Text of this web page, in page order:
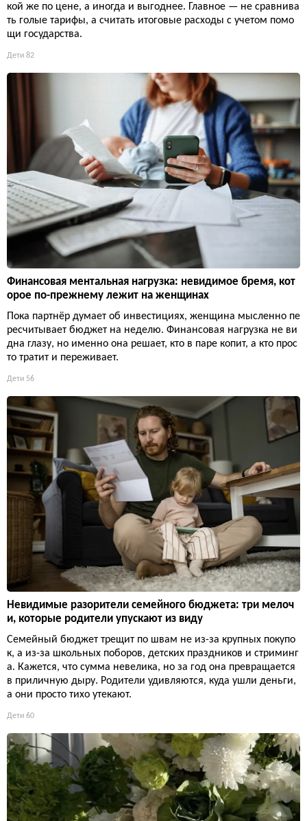
кой же по цене, а иногда и выгоднее. Главное — не сравнива
ть голые тарифы, а считать итоговые расходы с учетом помо
щи государства.
Дети 82
Финансовая ментальная нагрузка: невидимое бремя, кот
орое по-прежнему лежит на женщинах
Пока партнёр думает об инвестициях, женщина мысленно пе
ресчитывает бюджет на неделю. Финансовая нагрузка не ви
дна глазу, но именно она решает, кто в паре копит, а кто прос
то тратит и переживает.
Дети 56
Невидимые разорители семейного бюджета: три мелоч
и, которые родители упускают из виду
Семейный бюджет трещит по швам не из-за крупных покупо
к, а из-за школьных поборов, детских праздников и стриминг
а. Кажется, что сумма невелика, но за год она превращается
в приличную дыру. Родители удивляются, куда ушли деньги,
а они просто тихо утекают.
Дети 60